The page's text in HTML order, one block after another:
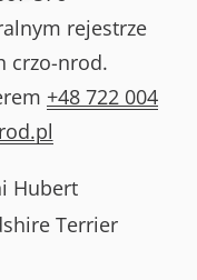
rejestrze
crzo-nrod.
+48 722 004
Hubert
Terrier